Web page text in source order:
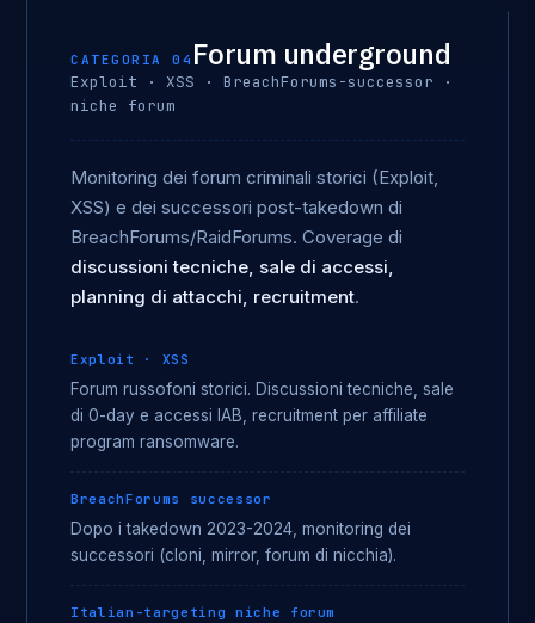
CATEGORIA 04 Forum underground
Exploit · XSS · BreachForums-successor ·
niche forum
Monitoring dei forum criminali storici (Exploit,
XSS) e dei successori post-takedown di
BreachForums/RaidForums. Coverage di
discussioni tecniche, sale di accessi,
planning di attacchi, recruitment.
Exploit · XSS
Forum russofoni storici. Discussioni tecniche, sale
di 0-day e accessi IAB, recruitment per affiliate
program ransomware.
BreachForums successor
Dopo i takedown 2023-2024, monitoring dei
successori (cloni, mirror, forum di nicchia).
Italian-targeting niche forum